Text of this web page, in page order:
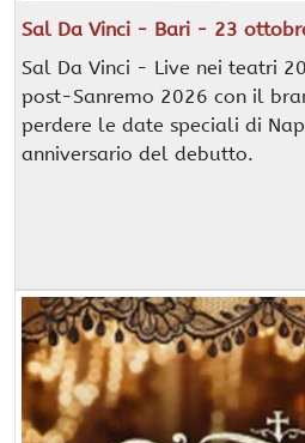
Sal Da Vinci - Bari - 23
Sal Da Vinci - Live nei teatri
post-Sanremo 2026 con il
perdere le date speciali di
anniversario del debutto.